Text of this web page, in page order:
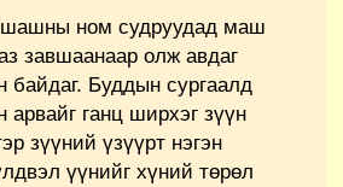
ном судруудад маш
завшаанаар олж авдаг
байдаг. Буддын сургаалд
арвайг ганц ширхэг зүүн
зүүний үзүүрт нэгэн
үүнийг хүний төрөл